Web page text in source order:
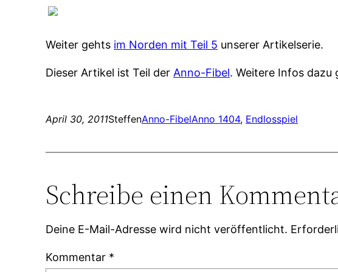
Weiter gehts im Norden mit Teil 5 unserer Artikelserie.
Dieser Artikel ist Teil der Anno-Fibel. Weitere Infos dazu
April 30, 2011SteffenAnno-FibelAnno 1404, Endlosspiel
Schreibe einen
Deine E-Mail-Adresse wird nicht veröffentlicht.
Kommentar *